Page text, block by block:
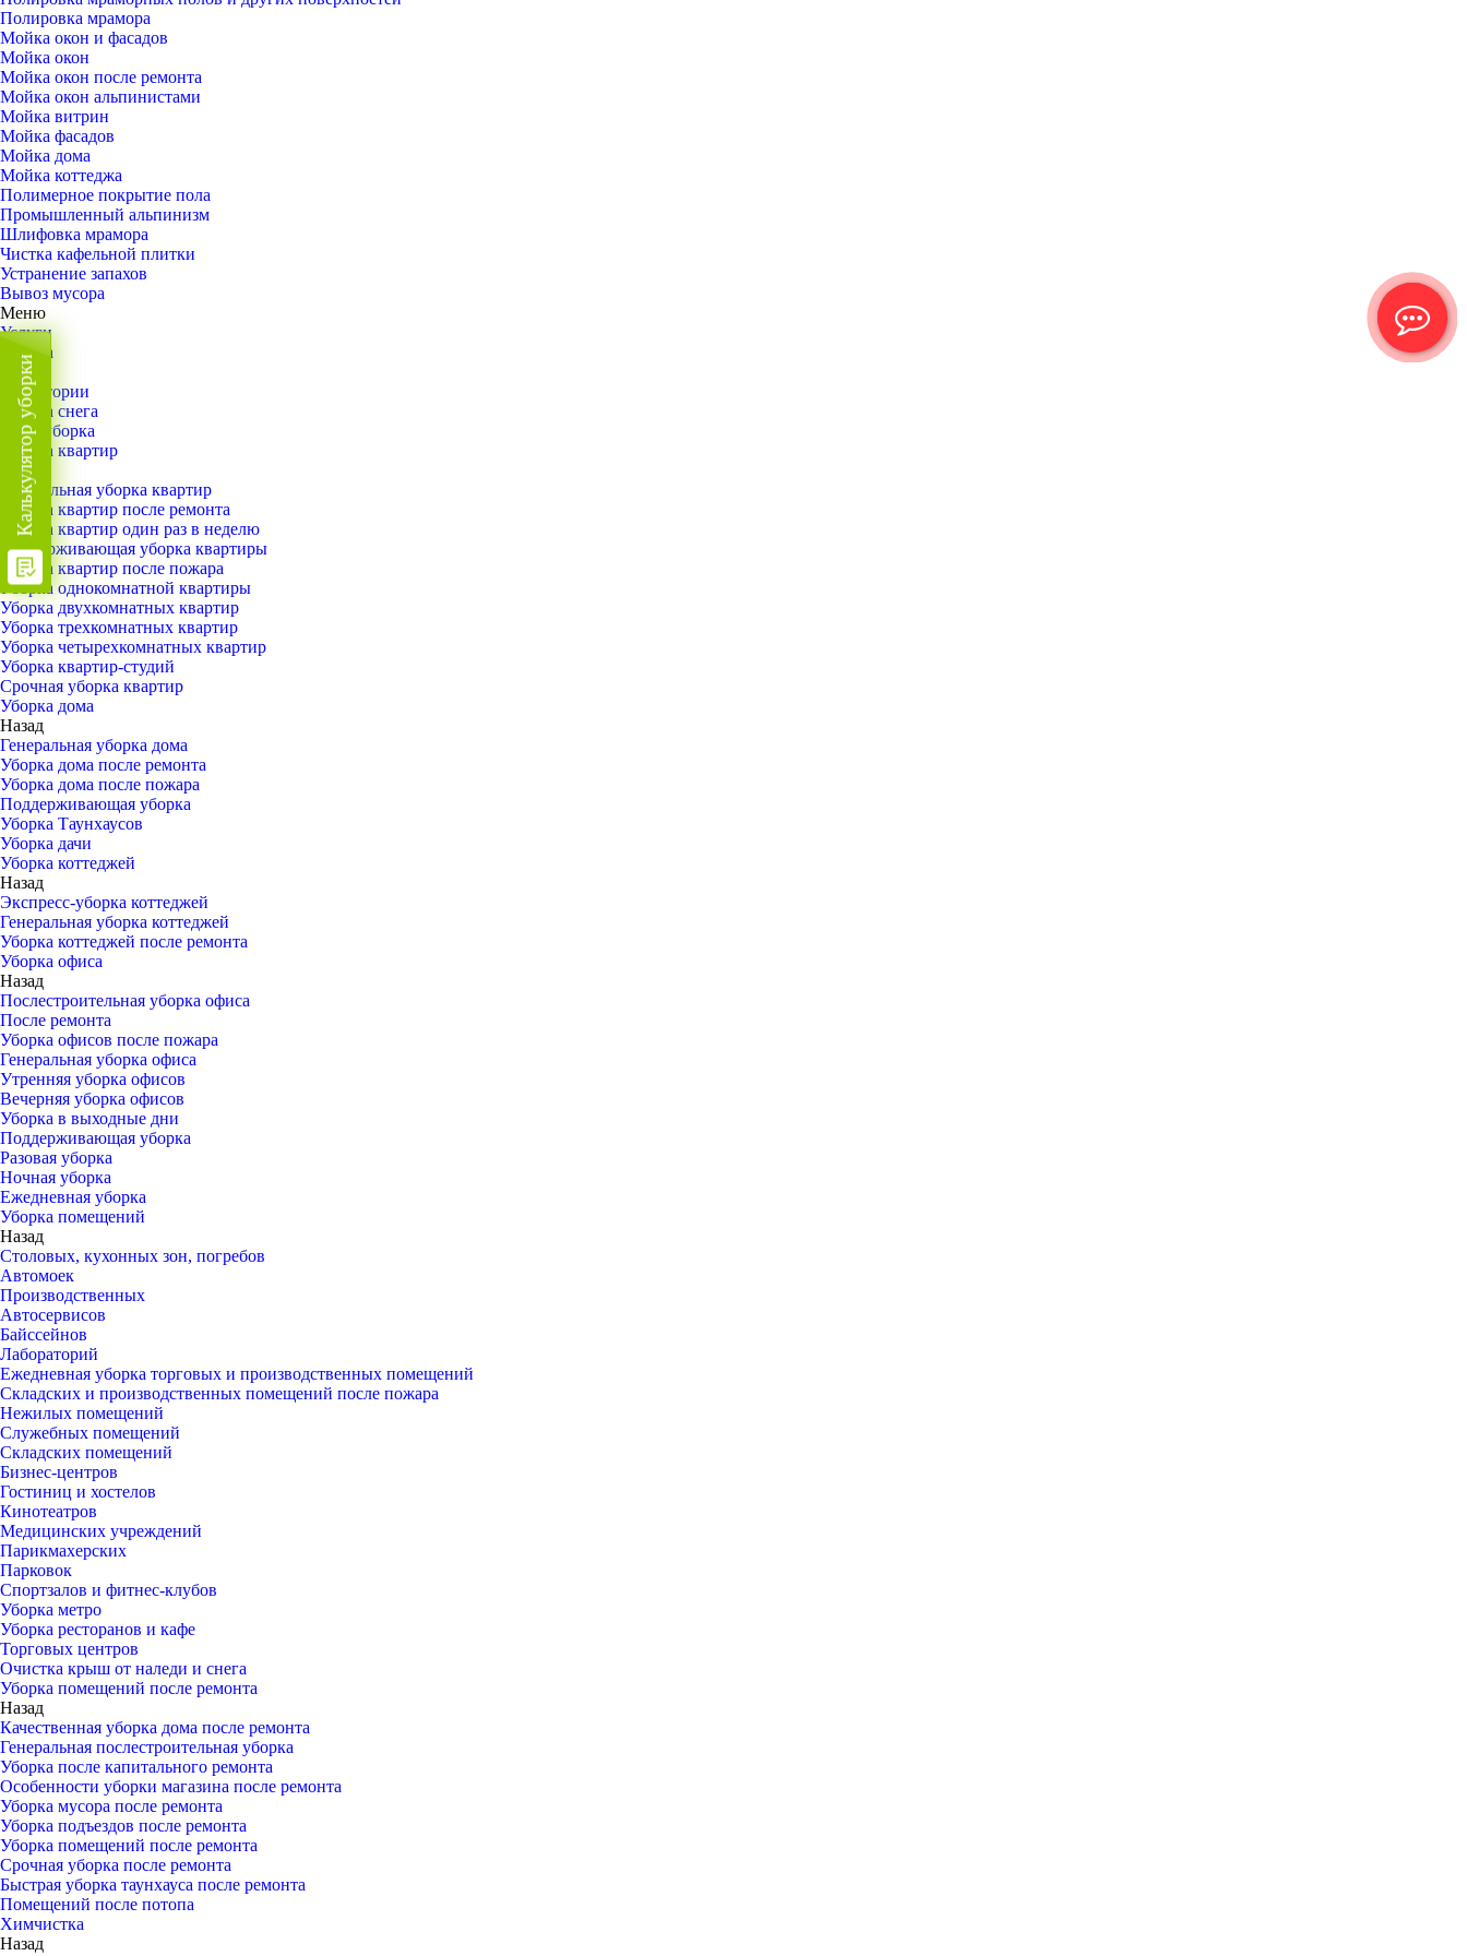
Полировка мрамора
Мойка окон и фасадов
Мойка окон
Мойка окон после ремонта
Мойка окон альпинистами
Мойка витрин
Мойка фасадов
Мойка дома
Мойка коттеджа
Полимерное покрытие пола
Промышленный альпинизм
Шлифовка мрамора
Чистка кафельной плитки
Устранение запахов
Вывоз мусора
Меню
Услуги
Уборка
Назад
Территории
Уборка снега
ВИП-уборка
Уборка квартир
Назад
Генеральная уборка квартир
Уборка квартир после ремонта
Уборка квартир один раз в неделю
Поддерживающая уборка квартиры
Уборка квартир после пожара
Уборка однокомнатной квартиры
Уборка двухкомнатных квартир
Уборка трехкомнатных квартир
Уборка четырехкомнатных квартир
Уборка квартир-студий
Срочная уборка квартир
Уборка дома
Назад
Генеральная уборка дома
Уборка дома после ремонта
Уборка дома после пожара
Поддерживающая уборка
Уборка Таунхаусов
Уборка дачи
Уборка коттеджей
Назад
Экспресс-уборка коттеджей
Генеральная уборка коттеджей
Уборка коттеджей после ремонта
Уборка офиса
Назад
Послестроительная уборка офиса
После ремонта
Уборка офисов после пожара
Генеральная уборка офиса
Утренняя уборка офисов
Вечерняя уборка офисов
Уборка в выходные дни
Поддерживающая уборка
Разовая уборка
Ночная уборка
Ежедневная уборка
Уборка помещений
Назад
Столовых, кухонных зон, погребов
Автомоек
Производственных
Автосервисов
Байссейнов
Лабораторий
Ежедневная уборка торговых и производственных помещений
Складских и производственных помещений после пожара
Нежилых помещений
Служебных помещений
Складских помещений
Бизнес-центров
Гостиниц и хостелов
Кинотеатров
Медицинских учреждений
Парикмахерских
Парковок
Спортзалов и фитнес-клубов
Уборка метро
Уборка ресторанов и кафе
Торговых центров
Очистка крыш от наледи и снега
Уборка помещений после ремонта
Назад
Качественная уборка дома после ремонта
Генеральная послестроительная уборка
Уборка после капитального ремонта
Особенности уборки магазина после ремонта
Уборка мусора после ремонта
Уборка подъездов после ремонта
Уборка помещений после ремонта
Срочная уборка после ремонта
Быстрая уборка таунхауса после ремонта
Помещений после потопа
Химчистка
Назад
Калькулятор уборки